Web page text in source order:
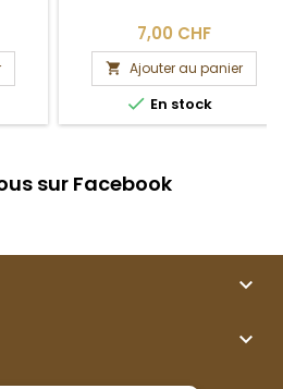
7,00 CHF
 Ajouter au panier
 En stock
sur Facebook

